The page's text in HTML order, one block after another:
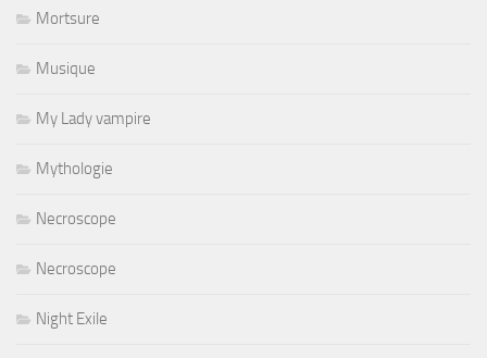
Mortsure
Musique
My Lady vampire
Mythologie
Necroscope
Necroscope
Night Exile